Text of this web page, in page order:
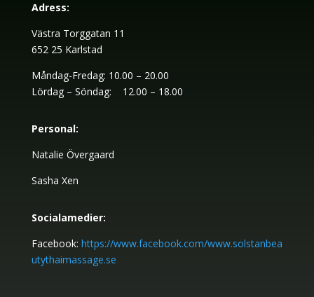
Adress:
Västra Torggatan 11
652 25 Karlstad
Måndag-Fredag: 10.00 – 20.00
Lördag – Söndag: 12.00 – 18.00
Personal:
Natalie Övergaard
Sasha Xen
Socialamedier:
Facebook: https://www.facebook.com/www.solstanbea
utythaimassage.se